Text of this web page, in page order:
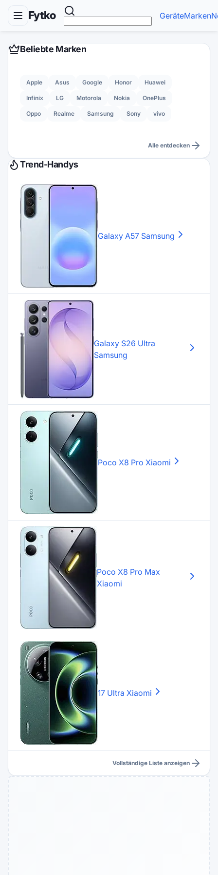
Fytko GeräteMarken
Beliebte Marken
Apple Asus Google Honor Huawei
Infinix LG Motorola Nokia OnePlus
Oppo Realme Samsung Sony vivo
Alle entdecken
Trend-Handys
Galaxy A57 Samsung
Galaxy S26 Ultra
Samsung
Poco X8 Pro Xiaomi
Poco X8 Pro Max
Xiaomi
17 Ultra Xiaomi
Vollständige Liste anzeigen